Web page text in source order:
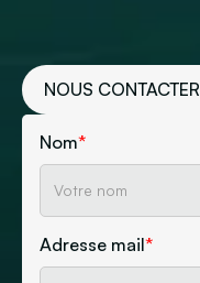
NOUS CONTACTER
Nom*
Adresse mail*